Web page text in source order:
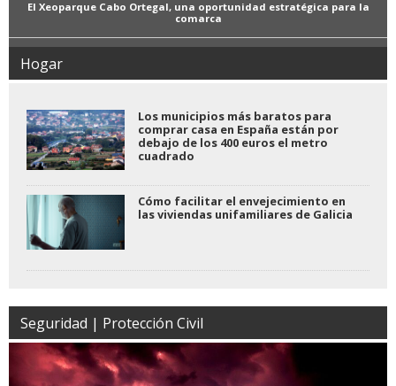
El Xeoparque Cabo Ortegal, una oportunidad estratégica para la
comarca
Hogar
Los municipios más baratos para
comprar casa en España están por
debajo de los 400 euros el metro
cuadrado
Cómo facilitar el envejecimiento en
las viviendas unifamiliares de Galicia
Seguridad | Protección Civil